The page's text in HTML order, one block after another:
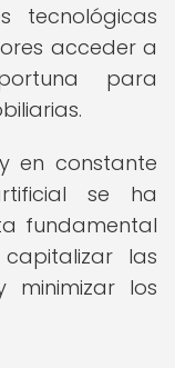
tecnológicas
acceder a
para
en constante
se ha
fundamental
las
minimizar los